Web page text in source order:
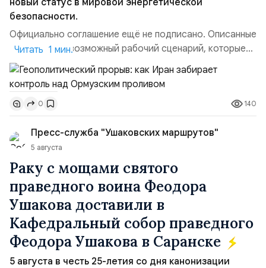
новый статус в мировой энергетической
безопасности.
Официально соглашение ещё не подписано. Описанные
пункты — это возможный рабочий сценарий, которые
скорее всего будут реализованы.Разбираем ключевые
тезисы и последствия этого соглашения:. 1. Новые
доли контроля (75 на 25). Было: Ранее Иран и Оман
контролировали пролив на паритетных началах —
50/50. Стало: Новое соглашение закрепляет за
Ираном...
Читать 1 мин.
0 140
Пресс-служба "Ушаковских маршрутов"
5 августа
Раку с мощами святого
праведного воина Феодора
Ушакова доставили в
Кафедральный собор праведного
Феодора Ушакова в Саранске
5 августа в честь 25-летия со дня канонизации